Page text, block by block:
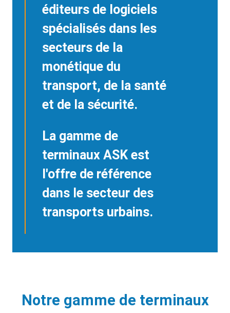
éditeurs de logiciels
spécialisés dans les
secteurs de la
monétique du
transport, de la santé
et de la sécurité.
La gamme de
terminaux ASK est
l'offre de référence
dans le secteur des
transports urbains.
Notre gamme de terminaux